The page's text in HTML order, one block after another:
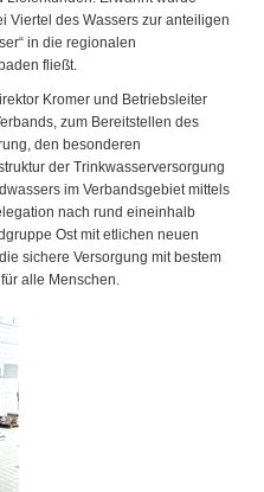
Viertel des Wassers zur anteiligen
in die regionalen
fließt.
Kromer und Betriebsleiter
zum Bereitstellen des
den besonderen
der Trinkwasserversorgung
im Verbandsgebiet mittels
nach rund eineinhalb
Ost mit etlichen neuen
sichere Versorgung mit bestem
alle Menschen.